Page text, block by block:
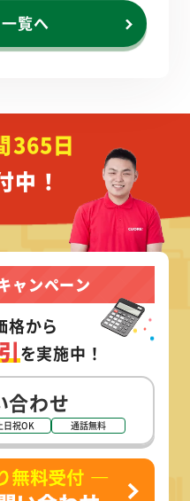
覧へ
365日
中！
ャンペーン
格から
を実施中！
合わせ
日祝OK 通話無料